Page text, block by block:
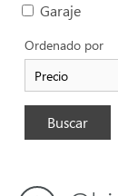
Garaje
Ordenado por
Buscar